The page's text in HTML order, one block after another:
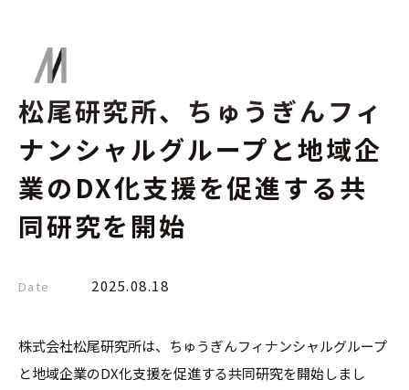
松尾研究所、ちゅうぎんフィ
ナンシャルグループと地域企
業のDX化支援を促進する共
同研究を開始
Date 2025.08.18
株式会社松尾研究所は、ちゅうぎんフィナンシャルグループ
と地域企業のDX化支援を促進する共同研究を開始しまし